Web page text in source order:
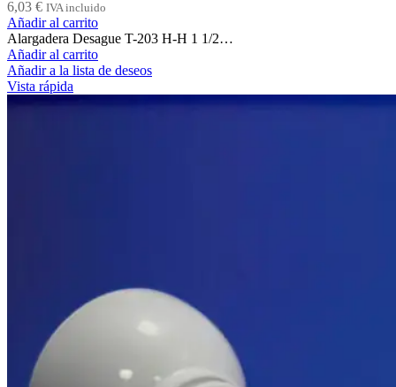
6,03 € IVA incluido
Añadir al carrito
Alargadera Desague T-203 H-H 1 1/2…
Añadir al carrito
Añadir a la lista de deseos
Vista rápida